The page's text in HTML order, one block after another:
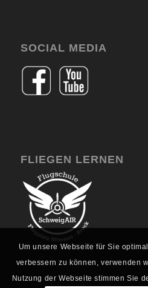
SOCIAL MEDIA
FLIEGEN LERNEN
Um unsere Webseite für Sie
verbessern zu können, verwenden
Nutzung der Webseite stimmen Sie